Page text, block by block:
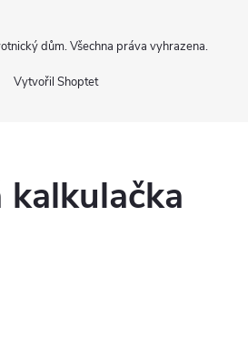
Vytvořil Shoptet
dům. Všechna práva vyhrazena.